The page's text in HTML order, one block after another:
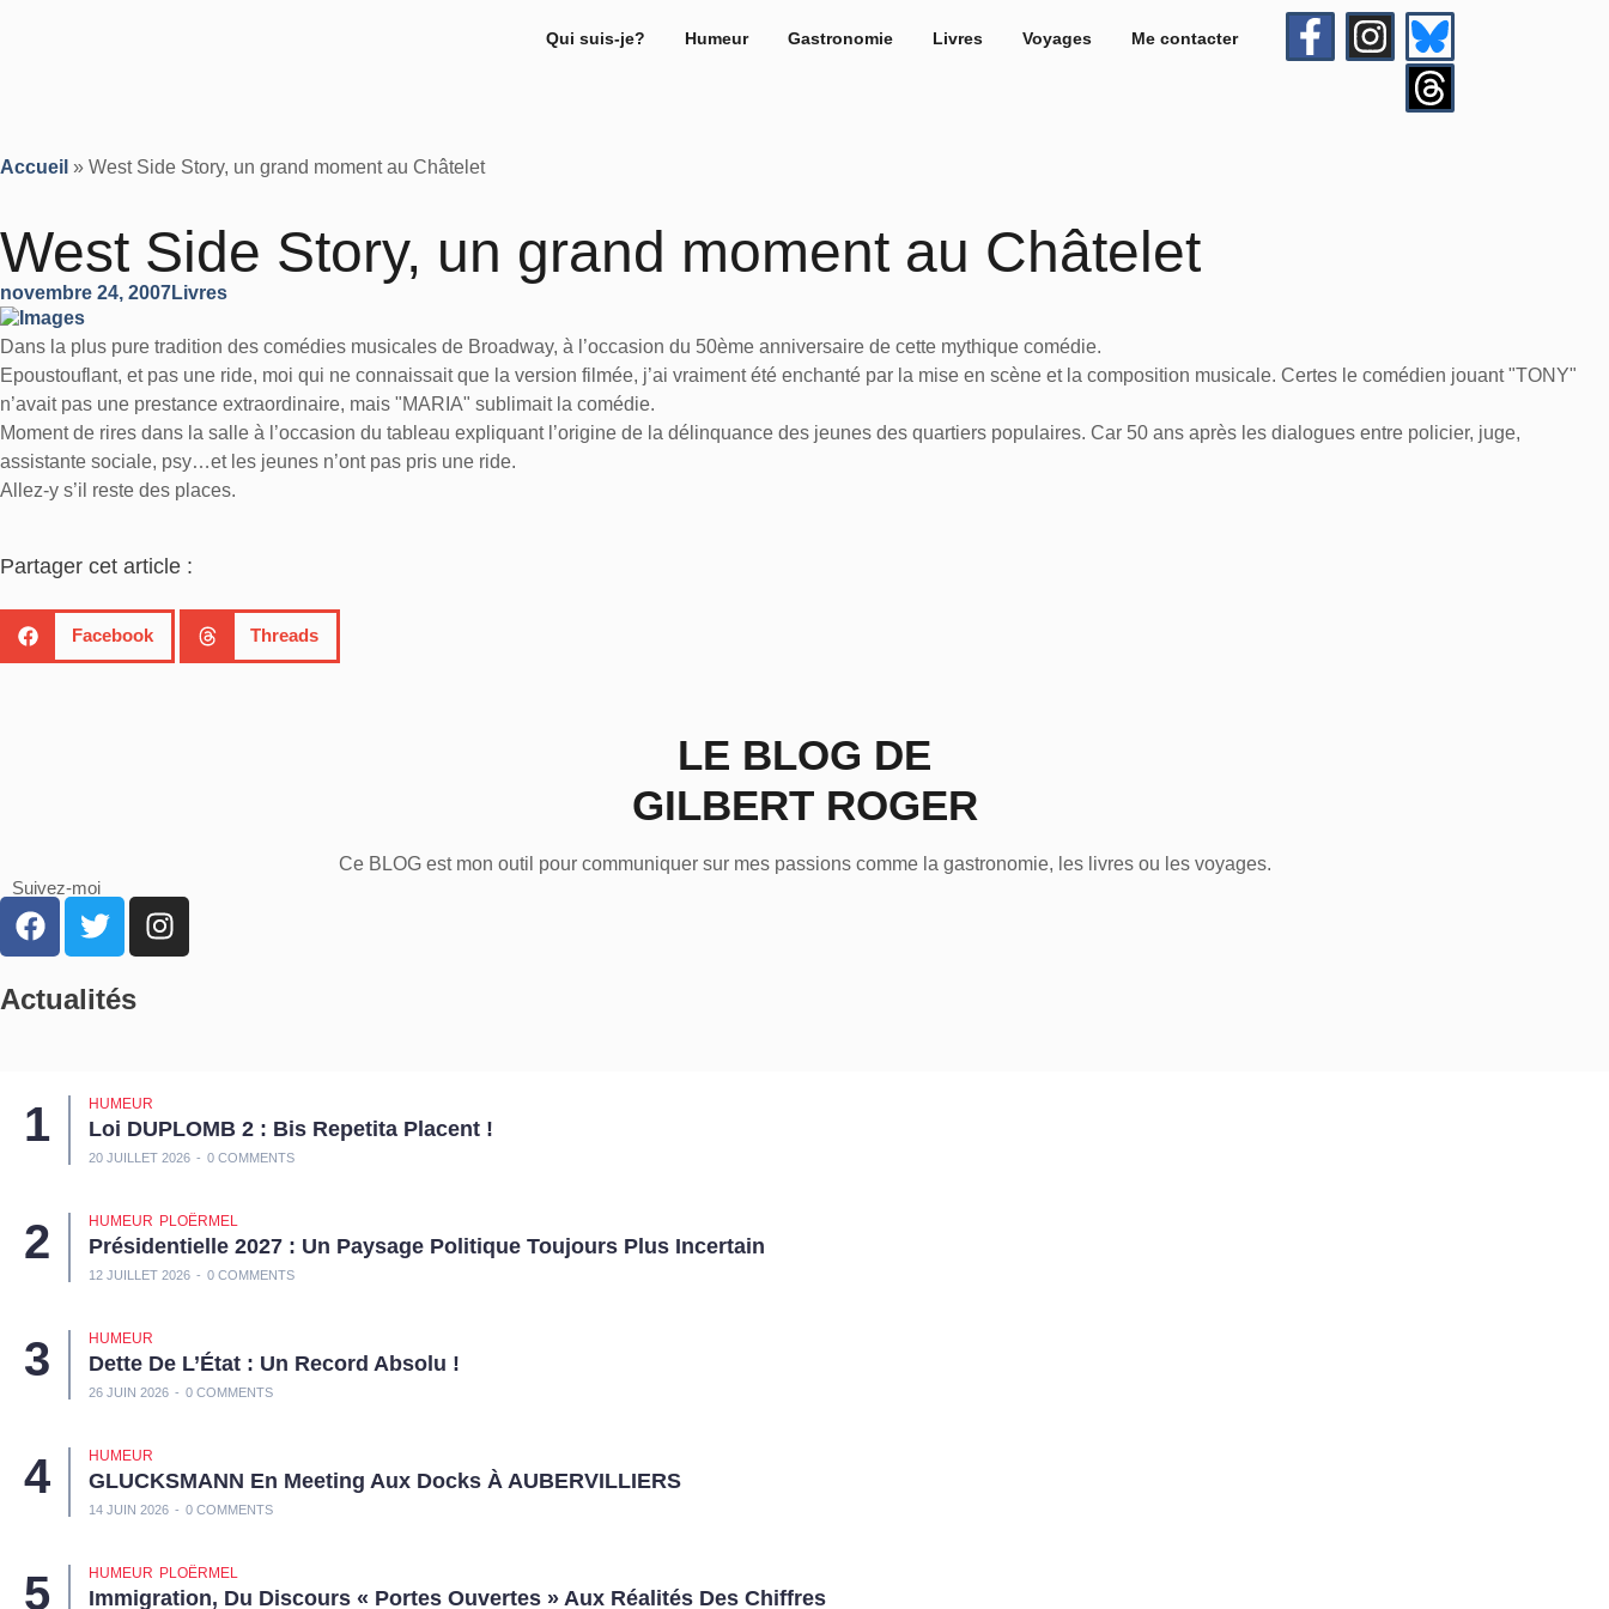
Qui suis-je? Humeur Gastronomie Livres Voyages Me contacter
Accueil » West Side Story, un grand moment au Châtelet
West Side Story, un grand moment au Châtelet
novembre 24, 2007Livres
Dans la plus pure tradition des comédies musicales de Broadway, à l’occasion du 50ème anniversaire de cette mythique comédie.
Epoustouflant, et pas une ride, moi qui ne connaissait que la version filmée, j’ai vraiment été enchanté par la mise en scène et la composition musicale. Certes le comédien jouant "TONY"
n’avait pas une prestance extraordinaire, mais "MARIA" sublimait la comédie.
Moment de rires dans la salle à l’occasion du tableau expliquant l’origine de la délinquance des jeunes des quartiers populaires. Car 50 ans après les dialogues entre policier, juge,
assistante sociale, psy…et les jeunes n’ont pas pris une ride.
Allez-y s’il reste des places.
Partager cet article :
Facebook Threads
LE BLOG DE
GILBERT ROGER
Ce BLOG est mon outil pour communiquer sur mes passions comme la gastronomie, les livres ou les voyages.
Suivez-moi
Actualités
HUMEUR
Loi DUPLOMB 2 : Bis Repetita Placent !
20 JUILLET 2026 0 COMMENTS
HUMEUR PLOËRMEL
Présidentielle 2027 : Un Paysage Politique Toujours Plus Incertain
12 JUILLET 2026 0 COMMENTS
HUMEUR
Dette De L’État : Un Record Absolu !
26 JUIN 2026 0 COMMENTS
HUMEUR
GLUCKSMANN En Meeting Aux Docks À AUBERVILLIERS
14 JUIN 2026 0 COMMENTS
HUMEUR PLOËRMEL
Immigration, Du Discours « Portes Ouvertes » Aux Réalités Des Chiffres